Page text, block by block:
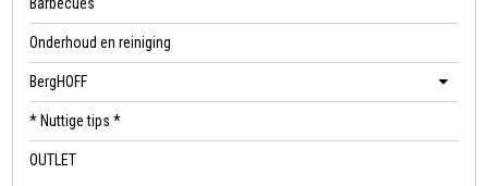
Onderhoud en reiniging
BergHOFF
* Nuttige tips *
OUTLET